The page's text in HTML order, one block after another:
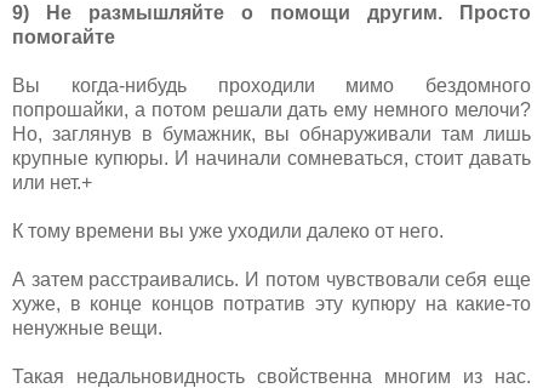
9) Не размышляйте о помощи другим. Просто
помогайте
Вы когда-нибудь проходили мимо бездомного
попрошайки, а потом решали дать ему немного мелочи?
Но, заглянув в бумажник, вы обнаруживали там лишь
крупные купюры. И начинали сомневаться, стоит давать
или нет.+
К тому времени вы уже уходили далеко от него.
А затем расстраивались. И потом чувствовали себя еще
хуже, в конце концов потратив эту купюру на какие-то
ненужные вещи.
Такая недальновидность свойственна многим из нас.